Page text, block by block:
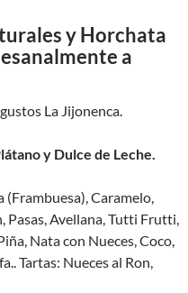
yHorchata
a
La Jijonenca.
y Dulce de Leche.
(Frambuesa), Caramelo,
Pasas, Avellana, Tutti Frutti,
Nata con Nueces, Coco,
Tartas: Nueces al Ron,